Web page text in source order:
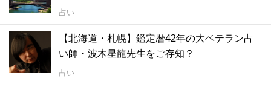
占い
【北海道・札幌】鑑定暦42年の大ベテラン占
い師・波木星龍先生をご存知？
占い